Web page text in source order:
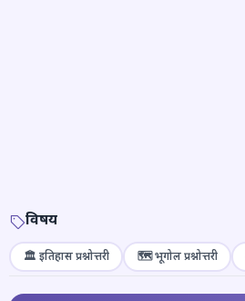
विषय
🏛️ इतिहास प्रश्नोत्तरी 🗺️ भूगोल प्रश्नोत्तरी